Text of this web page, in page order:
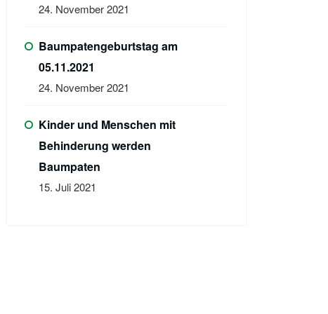
24. November 2021
Baumpatengeburtstag am
05.11.2021
24. November 2021
Kinder und Menschen mit
Behinderung werden
Baumpaten
15. Juli 2021